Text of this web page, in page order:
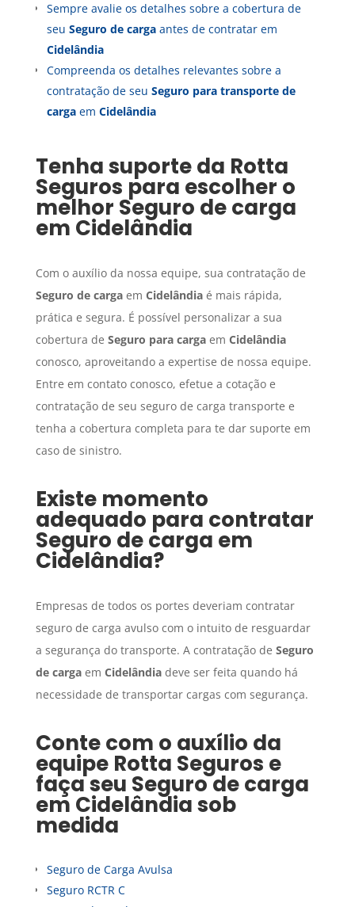
Sempre avalie os detalhes sobre a cobertura de
seu Seguro de cargaantes de contratar em
Cidelândia
Compreenda os detalhes relevantes sobre a
contratação de seu Seguro para transporte de
cargaem Cidelândia
Tenha suporte da Rotta
Seguros para escolher o
melhor Seguro de carga
em Cidelândia
Com o auxílio da nossa equipe, sua contratação de
Seguro de cargaem Cidelândiaé mais rápida,
prática e segura. É possível personalizar a sua
cobertura de Seguro para cargaem Cidelândia
conosco, aproveitando a expertise de nossa equipe.
Entre em contato conosco, efetue a cotação e
contratação de seu seguro de carga transporte e
tenha a cobertura completa para te dar suporte em
caso de sinistro.
Existe momento
adequado para contratar
Seguro de carga em
Cidelândia?
Empresas de todos os portes deveriam contratar
seguro de carga avulso com o intuito de resguardar
a segurança do transporte. A contratação de Seguro
de cargaem Cidelândiadeve ser feita quando há
necessidade de transportar cargas com segurança.
Conte com o auxílio da
equipe Rotta Seguros e
faça seu Seguro de carga
em Cidelândiasob
medida
Seguro de Carga Avulsa
Seguro RCTR C